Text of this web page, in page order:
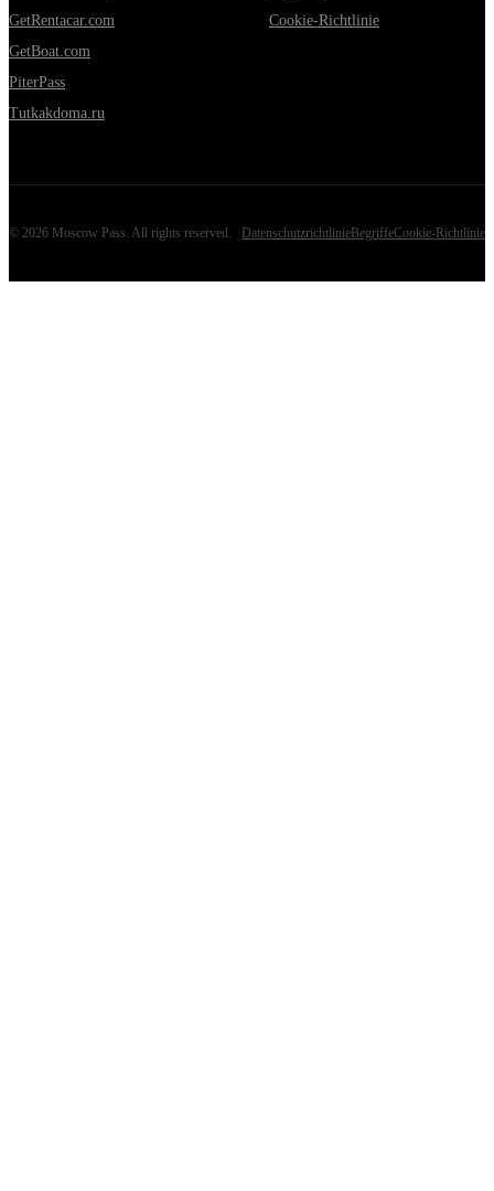
GetRentacar.com
GetBoat.com
PiterPass
Tutkakdoma.ru
Cookie-Richtlinie
© 2026 Moscow Pass . All rights reserved. DatenschutzrichtlinieBegriffeCookie-Richtlinie